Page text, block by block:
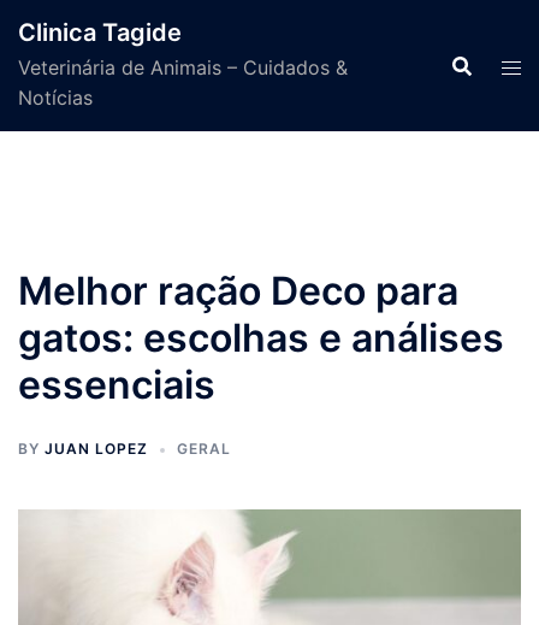
content
Clinica Tagide
Veterinária de Animais – Cuidados &
Notícias
Melhor ração Deco para
gatos: escolhas e análises
essenciais
BY JUAN LOPEZ GERAL